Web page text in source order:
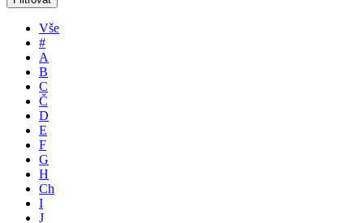
Vše
#
A
B
C
Č
D
E
F
G
H
Ch
I
J